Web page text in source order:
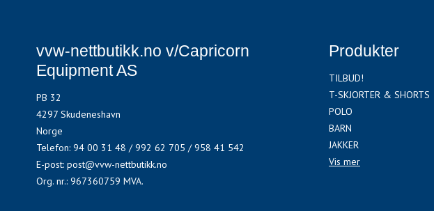
vvw-nettbutikk.no v/Capricorn
Equipment AS
PB 32
4297 Skudeneshavn
Norge
Telefon: 94 00 31 48 / 992 62 705 / 958 41 542
E-post: post@vvw-nettbutikk.no
Org. nr.: 967360759 MVA.
Produkter
TILBUD!
T-SKJORTER & SHORTS
POLO
BARN
JAKKER
Vis mer